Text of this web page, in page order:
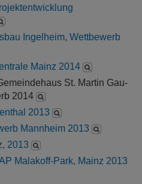
Ingelheim, Wettbewerb
Mainz 2014
St. Martin Gau-
2014
2013
Mannheim 2013
2013
Malakoff-Park, Mainz 2013